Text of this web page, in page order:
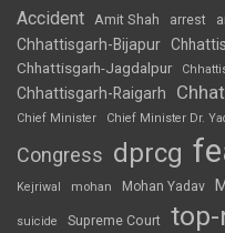
Accident Amit Shah arrest
Chhattisgarh-Bijapur
Chhattisgarh-Jagdalpur
Chhattisgarh-Raigarh
Chief Minister
Chief Minister Dr.
Congress dprcg
Kejriwal mohan Mohan Yadav
suicide Supreme Court